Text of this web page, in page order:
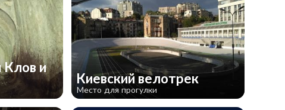
и
Киевский велотрек
Место для прогулки